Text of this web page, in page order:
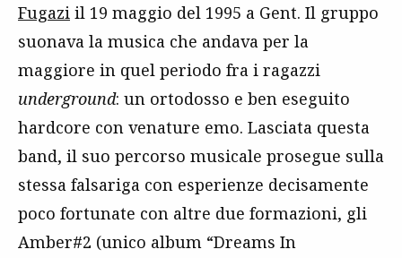
Fugazi il 19 maggio del 1995 a Gent. Il gruppo
suonava la musica che andava per la
maggiore in quel periodo fra i ragazzi
underground: un ortodosso e ben eseguito
hardcore con venature emo. Lasciata questa
band, il suo percorso musicale prosegue sulla
stessa falsariga con esperienze decisamente
poco fortunate con altre due formazioni, gli
Amber#2 (unico album “Dreams In